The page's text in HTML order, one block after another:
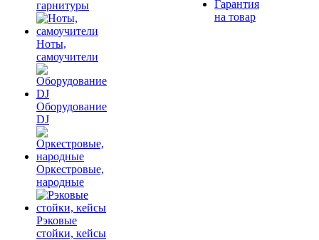
гарнитуры
Ноты,
самоучители
Оборудование
DJ
Оркестровые,
народные
Рэковые
стойки, кейсы
Гарантия
на товар